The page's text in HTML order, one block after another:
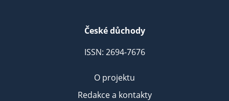
České důchody
ISSN: 2694-7676
O projektu
Redakce a kontakty